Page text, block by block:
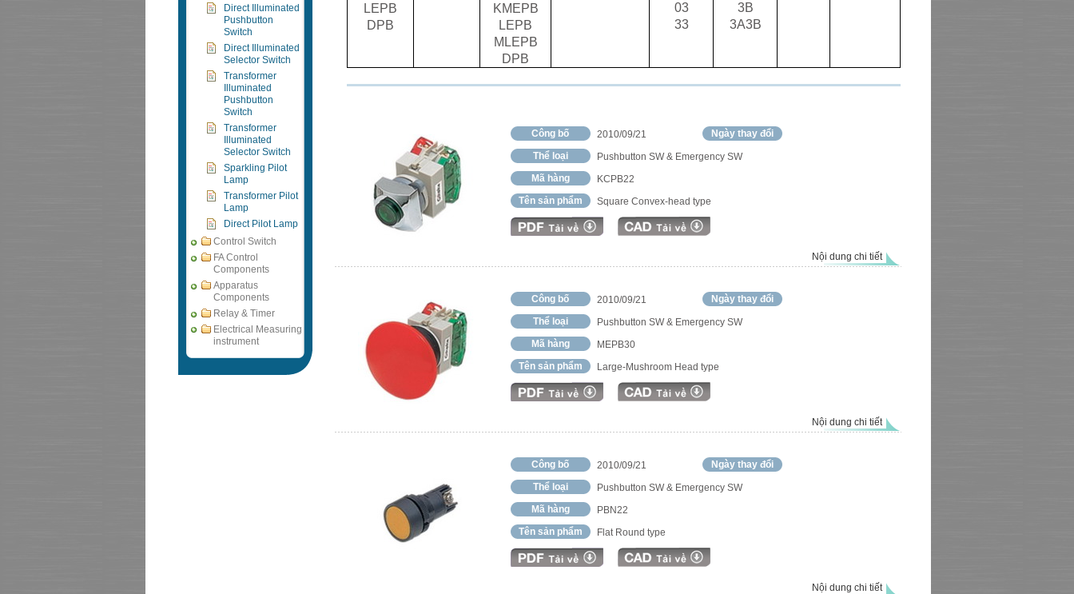
Direct Illuminated
Pushbutton
Switch
Direct Illuminated
Selector Switch
Transformer
Illuminated
Pushbutton
Switch
Transformer
Illuminated
Selector Switch
Sparkling Pilot
Lamp
Transformer Pilot
Lamp
Direct Pilot Lamp
Control Switch
FA Control
Components
Apparatus
Components
Relay & Timer
Electrical Measuring
instrument
03
33
3B
3A3B
LEPB
DPB
KMEPB
LEPB
MLEPB
DPB
Công bố 2010/09/21
Ngày thay đổi
Thể loại
Pushbutton SW & Emergency SW
Mã hàng
KCPB22
Tên sản phẩm
Square Convex-head type
Nội dung chi tiết
Công bố 2010/09/21
Ngày thay đổi
Thể loại
Pushbutton SW & Emergency SW
Mã hàng
MEPB30
Tên sản phẩm
Large-Mushroom Head type
Nội dung chi tiết
Công bố 2010/09/21
Ngày thay đổi
Thể loại
Pushbutton SW & Emergency SW
Mã hàng
PBN22
Tên sản phẩm
Flat Round type
Nội dung chi tiết